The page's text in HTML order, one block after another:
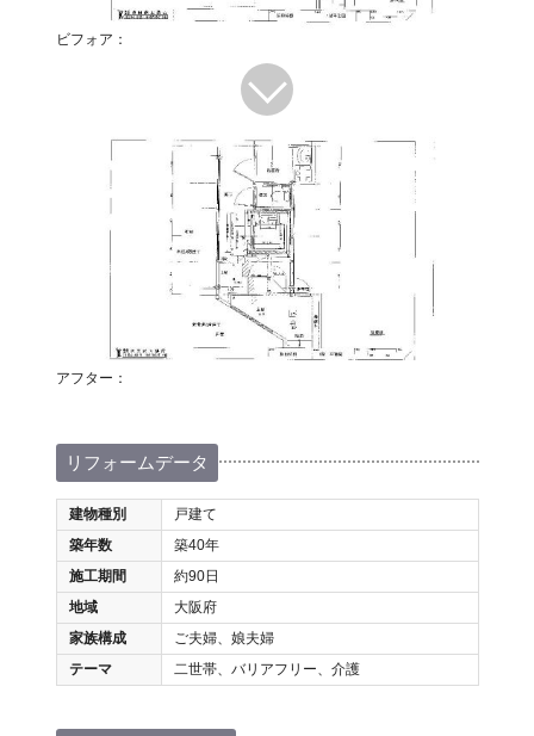
ビフォア：
アフター：
リフォームデータ
建物種別
戸建て
築年数
築40年
施工期間
約90日
地域
大阪府
家族構成
ご夫婦、娘夫婦
テーマ
二世帯、バリアフリー、介護